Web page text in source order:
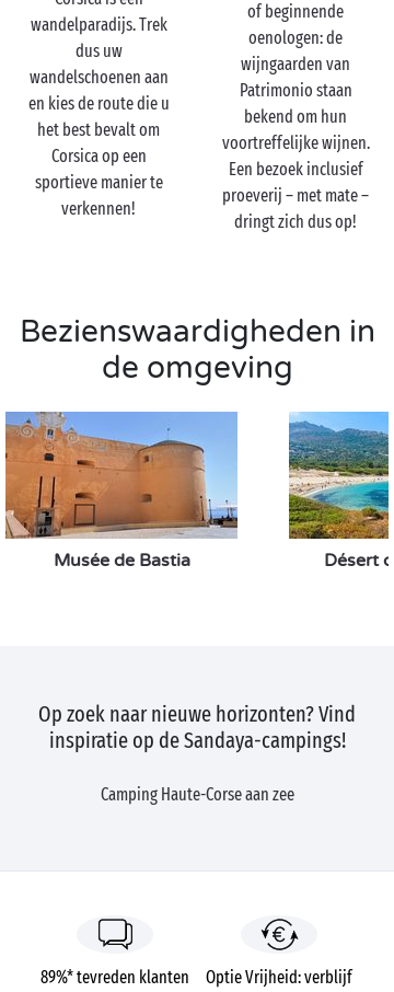
U zweert bij het strand? Dan zit u gebeiteld! Slechts
enkele kilometers verderop wacht het strand van
Borgo met zijn langgerekte zandstrook. Duik er
meteen in het kristalheldere water van de
Middellandse Zee en geniet van elke seconde die u in
dit stukje paradijs op aarde kunt doorbrengen.
wandelparadijs. Trek
dus uw
wandelschoenen aan
en kies de route die u
het best bevalt om
Corsica op een
sportieve manier te
verkennen!
of beginnende
oenologen: de
wijngaarden van
Patrimonio staan
bekend om hun
voortreffelijke wijnen.
Een bezoek inclusief
proeverij – met mate –
dringt zich dus op!
Bezienswaardigheden in
de omgeving
Musée de Bastia Désert
Op zoek naar nieuwe horizonten? Vind
inspiratie op de Sandaya-campings!
Camping Haute-Corse aan zee
89%* tevreden klanten
Optie Vrijheid: verblijf